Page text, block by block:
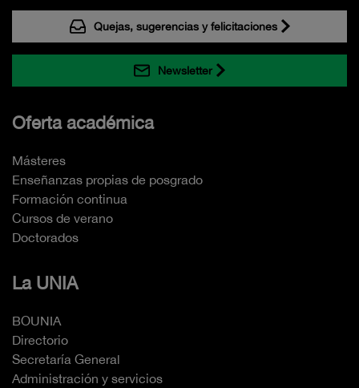
Quejas, sugerencias y felicitaciones
Newsletter
Oferta académica
Másteres
Enseñanzas propias de posgrado
Formación continua
Cursos de verano
Doctorados
La UNIA
BOUNIA
Directorio
Secretaría General
Administración y servicios